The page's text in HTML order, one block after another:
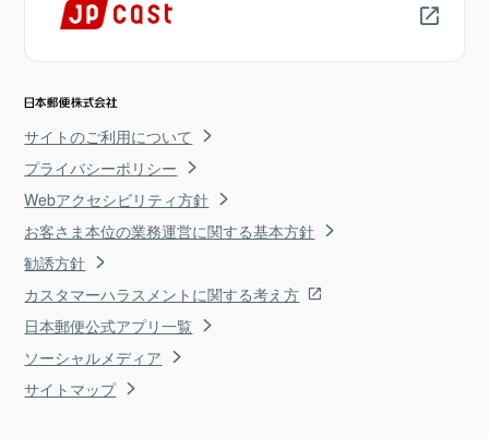
サイトのご利用について
プライバシーポリシー
Webアクセシビリティ方針
お客さま本位の業務運営に関する基本方針
勧誘方針
カスタマーハラスメントに関する考え方
日本郵便公式アプリ一覧
ソーシャルメディア
サイトマップ